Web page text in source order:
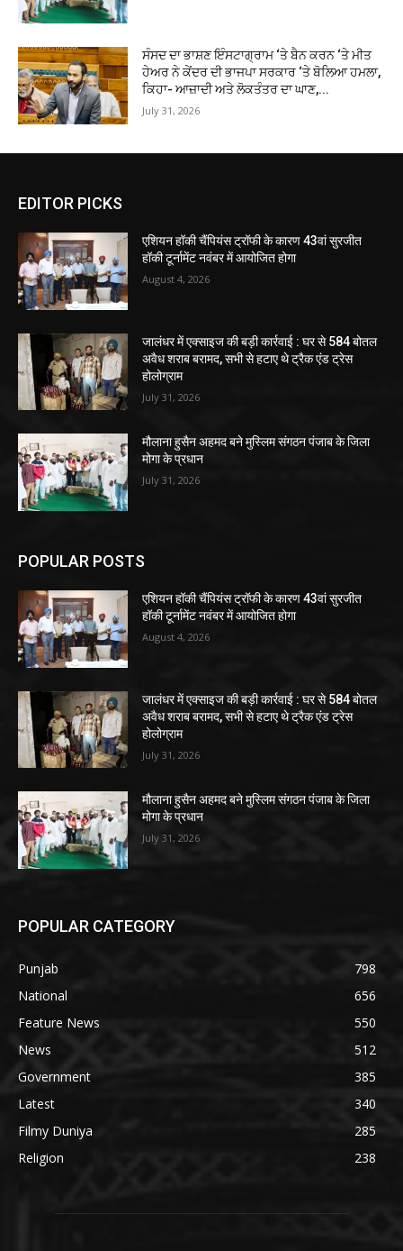
ਸੰਸਦ ਦਾ ਭਾਸ਼ਣ ਇੰਸਟਾਗ੍ਰਾਮ ‘ਤੇ ਬੈਨ ਕਰਨ ‘ਤੇ ਮੀਤ
ਹੇਅਰ ਨੇ ਕੇਂਦਰ ਦੀ ਭਾਜਪਾ ਸਰਕਾਰ ‘ਤੇ ਬੋਲਿਆ ਹਮਲਾ,
ਕਿਹਾ- ਆਜ਼ਾਦੀ ਅਤੇ ਲੋਕਤੰਤਰ ਦਾ ਘਾਣ,...
July 31, 2026
EDITOR PICKS
एशियन हॉकी चैंपियंस ट्रॉफी के कारण 43वां सुरजीत
हॉकी टूर्नामेंट नवंबर में आयोजित होगा
August 4, 2026
जालंधर में एक्साइज की बड़ी कार्रवाई : घर से 584 बोतल
अवैध शराब बरामद, सभी से हटाए थे ट्रैक एंड ट्रेस
होलोग्राम
July 31, 2026
मौलाना हुसैन अहमद बने मुस्लिम संगठन पंजाब के जिला
मोगा के प्रधान
July 31, 2026
POPULAR POSTS
एशियन हॉकी चैंपियंस ट्रॉफी के कारण 43वां सुरजीत
हॉकी टूर्नामेंट नवंबर में आयोजित होगा
August 4, 2026
जालंधर में एक्साइज की बड़ी कार्रवाई : घर से 584 बोतल
अवैध शराब बरामद, सभी से हटाए थे ट्रैक एंड ट्रेस
होलोग्राम
July 31, 2026
मौलाना हुसैन अहमद बने मुस्लिम संगठन पंजाब के जिला
मोगा के प्रधान
July 31, 2026
POPULAR CATEGORY
Punjab
798
National
656
Feature News
550
News
512
Government
385
Latest
340
Filmy Duniya
285
Religion
238